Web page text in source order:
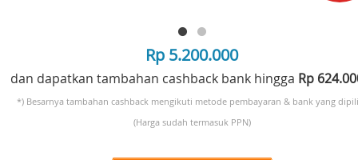
Rp 5.200.000
dan dapatkan tambahan cashback bank hingga Rp
*) Besarnya tambahan cashback mengikuti metode pembayaran & bank yang
(Harga sudah termasuk PPN)